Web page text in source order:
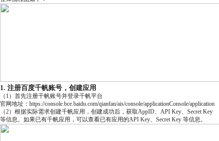
1. 注册百度千帆账号，创建应用
（1）首先注册千帆账号并登录千帆平台
官网地址： https://console.bce.baidu.com/qianfan/ais/console/applicationConsole/application
（2）根据实际需求创建千帆应用，创建成功后，获取AppID、API Key、Secret Key
等信息。如果已有千帆应用，可以查看已有应用的API Key、Secret Key 等信息。